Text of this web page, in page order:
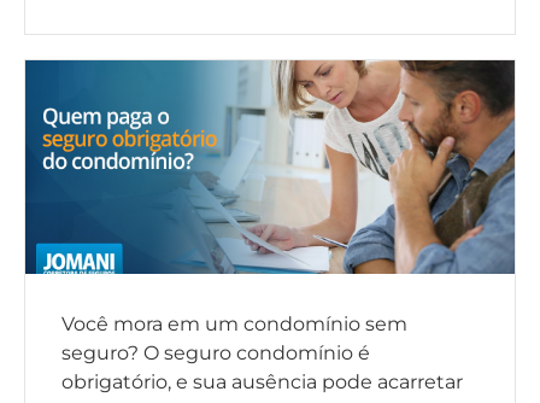
Você mora em um condomínio sem
seguro? O seguro condomínio é
obrigatório, e sua ausência pode acarretar